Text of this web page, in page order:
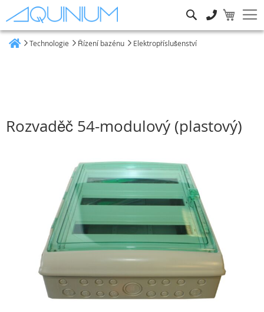
Technologie Řízení bazénu Elektropříslušenství
Rozvaděč 54-modulový (plastový)